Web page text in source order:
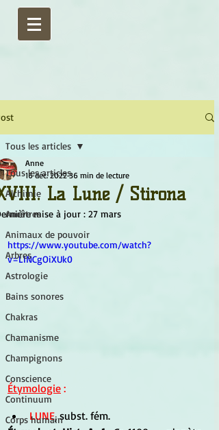
Tous les articles
Alchimie
Ancêtres
Animaux de pouvoir
Arbres
Astrologie
Bains sonores
Chakras
Chamanisme
Champignons
Conscience
Continuum
Corps humain
Tous les articles
La Lune / Stirona
Anne
16 déc. 2022 36 min de lecture
mise à jour : 27 mars
https://www.youtube.com/watch?
v=LINCgOiXUk0
Étymologie :
LUNE, subst. fém.